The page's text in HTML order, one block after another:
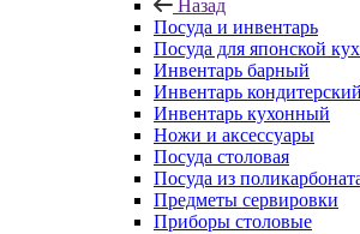
Назад
Посуда и инвентарь
Посуда для японской
Инвентарь барный
Инвентарь кондитерский
Инвентарь кухонный
Ножи и аксессуары
Посуда столовая
Посуда из
Предметы сервировки
Приборы столовые